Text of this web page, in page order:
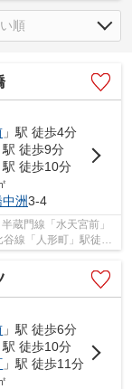
」駅 徒歩4分
駅 徒歩9分
駅 徒歩10分
中洲3-4
蔵門線「水天宮前」
線「人形町」駅徒歩
...
」駅 徒歩6分
駅 徒歩10分
」駅 徒歩11分